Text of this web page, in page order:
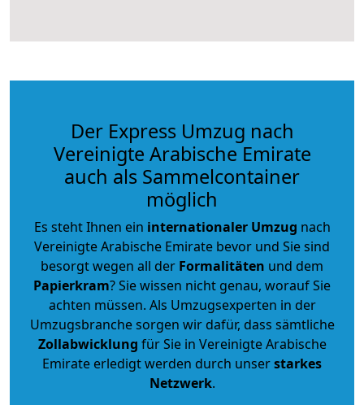
Der Express Umzug nach
Vereinigte Arabische Emirate
auch als Sammelcontainer
möglich
Es steht Ihnen ein internationaler Umzug nach
Vereinigte Arabische Emirate bevor und Sie sind
besorgt wegen all der Formalitäten und dem
Papierkram? Sie wissen nicht genau, worauf Sie
achten müssen. Als Umzugsexperten in der
Umzugsbranche sorgen wir dafür, dass sämtliche
Zollabwicklung für Sie in Vereinigte Arabische
Emirate erledigt werden durch unserstarkes
Netzwerk.